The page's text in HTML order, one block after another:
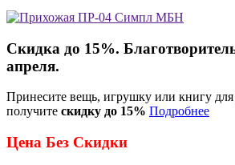
Скидка до 15%.
апреля.
Принесите вещь, игрушку или книгу для
получите скидку до 15% Подробнее
Цена Без Скидки